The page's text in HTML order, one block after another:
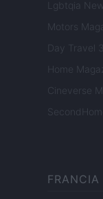
Lgbtqia
Motors
Day Travel
Home
Cineverse
FRANCIA